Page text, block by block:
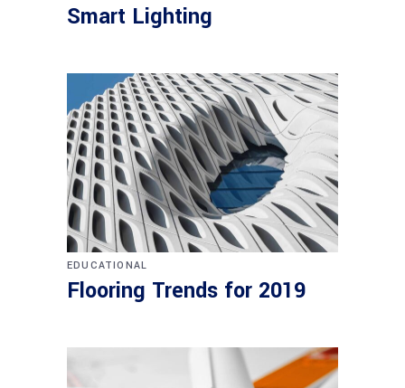
Smart Lighting
EDUCATIONAL
Flooring Trends for 2019